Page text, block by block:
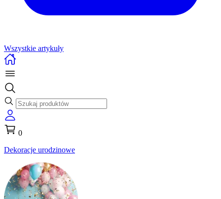
Wszystkie artykuły
0
Dekoracje urodzinowe